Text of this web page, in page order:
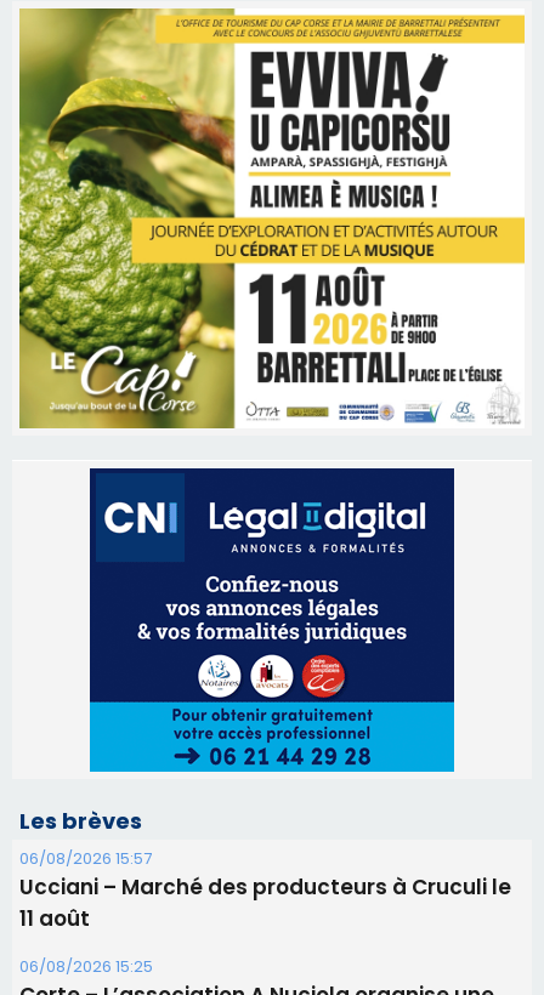
Les brèves
Ucciani – Marché des producteurs à Cruculi le
Corte – L’association A Nuciola organise une
projection sous les étoiles
Alata - Soirée Tango Argentin au stade de San
Benedetto
05/08/2026 09:53
Biguglia : messe de la Sainte-Marie et
procession le 14 août